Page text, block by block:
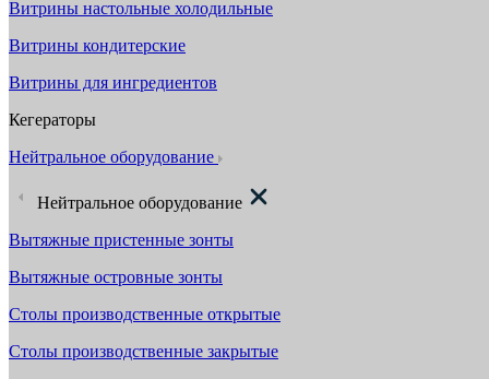
Витрины настольные холодильные
Витрины кондитерские
Витрины для ингредиентов
Кегераторы
Нейтральное оборудование
Нейтральное оборудование
Вытяжные пристенные зонты
Вытяжные островные зонты
Столы производственные открытые
Столы производственные закрытые